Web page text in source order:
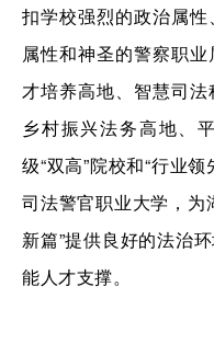
扣学校强烈的政治属
属性和神圣的警察职
才培养高地、智慧司法
乡村振兴法务高地、
级“双高”院校和“行业
司法警官职业大学，为
新篇”提供良好的法治
能人才支撑。